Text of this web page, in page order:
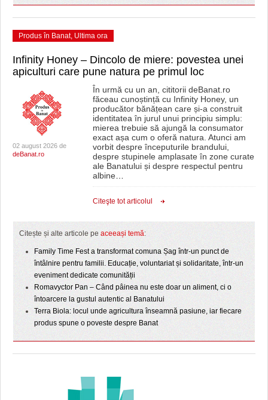
Produs în Banat, Ultima ora
Infinity Honey – Dincolo de miere: povestea unei
apiculturi care pune natura pe primul loc
02 august 2026 de
deBanat.ro
În urmă cu un an, cititorii deBanat.ro
făceau cunoștință cu Infinity Honey, un
producător bănățean care și-a construit
identitatea în jurul unui principiu simplu:
mierea trebuie să ajungă la consumator
exact așa cum o oferă natura. Atunci am
vorbit despre începuturile brandului,
despre stupinele amplasate în zone curate
ale Banatului și despre respectul pentru
albine…
Citeşte tot articolul
Citește și alte articole pe aceeași temă:
Family Time Fest a transformat comuna Șag într-un punct de
întâlnire pentru familii. Educație, voluntariat și solidaritate, într-un
eveniment dedicate comunității
Romavyctor Pan – Când pâinea nu este doar un aliment, ci o
întoarcere la gustul autentic al Banatului
Terra Biola: locul unde agricultura înseamnă pasiune, iar fiecare
produs spune o poveste despre Banat